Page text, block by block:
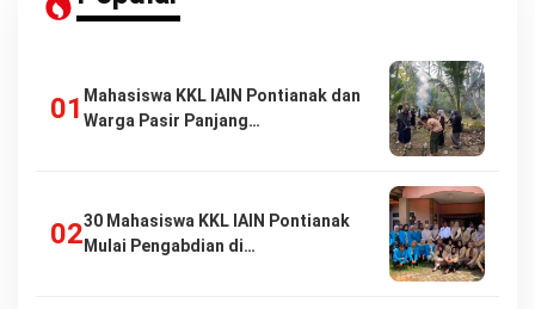
Mahasiswa KKL IAIN Pontianak dan
Warga Pasir Panjang…
30 Mahasiswa KKL IAIN Pontianak
Mulai Pengabdian di…